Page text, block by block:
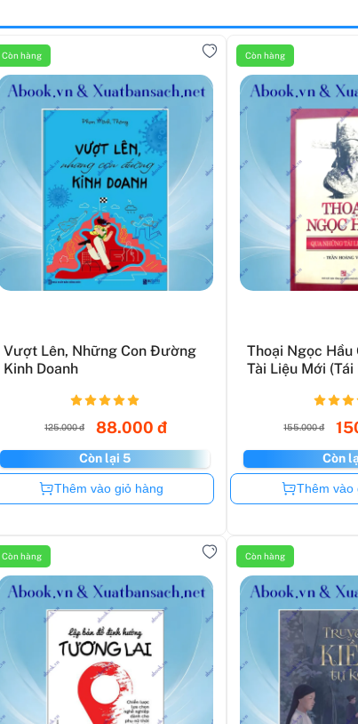
Còn hàng
Vượt Lên, Những Con Đường
Kinh Doanh
125.000 đ 88.000 đ
Còn lại 5
Còn hàng
Thêm vào giỏ hàng
Còn hàng
Thoại Ngọc Hầu
Tài Liệu Mới (Tái
155.000 đ
Còn
Còn
Thêm vào
Còn hàng Còn hàng